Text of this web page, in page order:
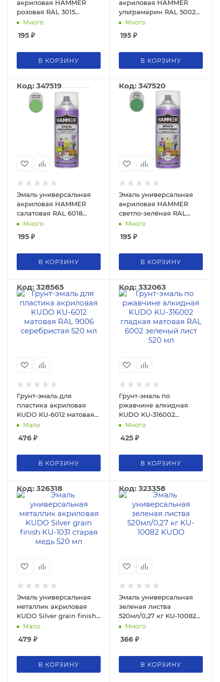
акриловая HAMMER
розовая RAL 3015
высокоглянцевая 520мл
Много
195 ₽
В КОРЗИНУ
акриловая HAMMER
ультрамарин RAL 5002
высокоглянцевая 520мл
Много
195 ₽
В КОРЗИНУ
Код: 347519
Эмаль универсальная
акриловая HAMMER
салатовая RAL 6018
высокоглянцевая 520мл
Много
195 ₽
В КОРЗИНУ
Код: 347520
Эмаль универсальная
акриловая HAMMER
светло-зелёная RAL
6024 высокоглянцевая
Много
195 ₽
В КОРЗИНУ
Код: 328565
Грунт-эмаль для
пластика акриловая
KUDO KU-6012 матовая
RAL 9006 серебристая
Мало
476 ₽
В КОРЗИНУ
Код: 332063
Грунт-эмаль по
ржавчине алкидная
KUDO KU-316002
гладкая матовая RAL
мл
Много
425 ₽
В КОРЗИНУ
Код: 326318
Эмаль универсальная
металлик акриловая
KUDO Silver grain finish
KU-1031 старая медь 520
Мало
479 ₽
В КОРЗИНУ
Код: 323358
Эмаль универсальная
зеленая листва
520мл/0,27 кг KU-10082
KUDO
Много
366 ₽
В КОРЗИНУ